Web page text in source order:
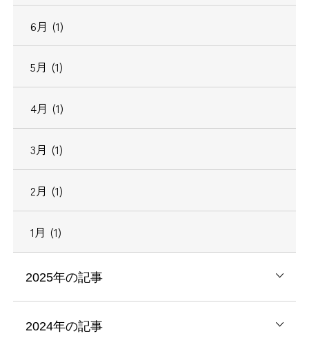
6月 (1)
5月 (1)
4月 (1)
3月 (1)
2月 (1)
1月 (1)
2025年の記事
2024年の記事